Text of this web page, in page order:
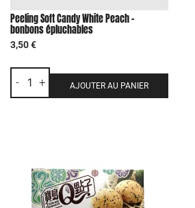
Peeling Soft Candy White Peach –
bonbons épluchables
3,50€
- + AJOUTER AU PANIER